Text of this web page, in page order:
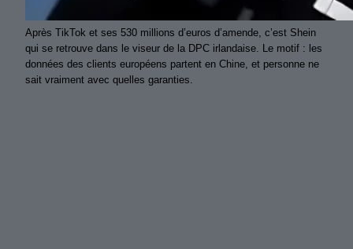
Après TikTok et ses 530 millions d’euros d’amende, c’est Shein
qui se retrouve dans le viseur de la DPC irlandaise. Le motif : les
données des clients européens partent en Chine, et personne ne
sait vraiment avec quelles garanties.